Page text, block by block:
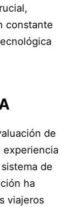
constante
de
experiencia
de
ha
viajeros